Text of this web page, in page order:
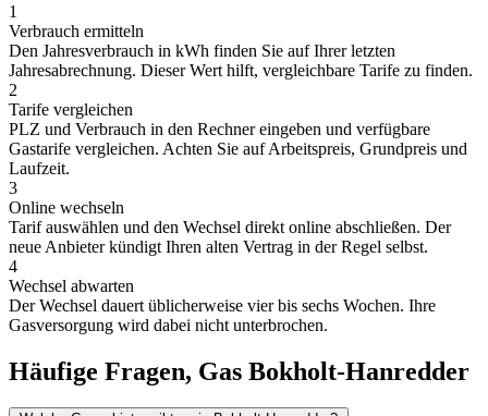
1
Verbrauch ermitteln
Den Jahresverbrauch in kWh finden Sie auf Ihrer letzten
Jahresabrechnung. Dieser Wert hilft, vergleichbare Tarife zu finden.
2
Tarife vergleichen
PLZ und Verbrauch in den Rechner eingeben und verfügbare
Gastarife vergleichen. Achten Sie auf Arbeitspreis, Grundpreis und
Laufzeit.
3
Online wechseln
Tarif auswählen und den Wechsel direkt online abschließen. Der
neue Anbieter kündigt Ihren alten Vertrag in der Regel selbst.
4
Wechsel abwarten
Der Wechsel dauert üblicherweise vier bis sechs Wochen. Ihre
Gasversorgung wird dabei nicht unterbrochen.
Häufige Fragen, Gas Bokholt-Hanredder